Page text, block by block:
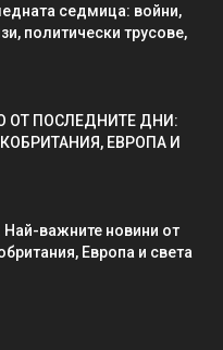
седмица: войни,
политически трусове,
ОТ ПОСЛЕДНИТЕ ДНИ:
ЕВРОПА И
важните новини от
Европа и света